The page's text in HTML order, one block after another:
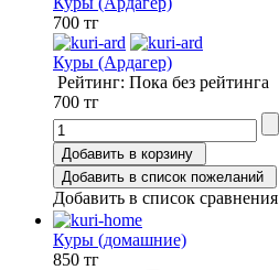
700 тг
Куры (Ардагер)
Рейтинг: Пока без рейтинга
700 тг
Добавить в корзину
Добавить в список пожеланий
Добавить в список сравнения
Куры (домашние)
850 тг